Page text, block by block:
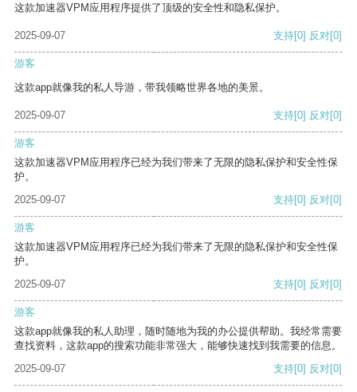
这款加速器VPM应用程序提供了顶级的安全性和隐私保护。
2025-09-07 支持[0] 反对[0]
游客
这款app就像我的私人导游，带我领略世界各地的美景。
2025-09-07 支持[0] 反对[0]
游客
这款加速器VPM应用程序已经为我们带来了无限的隐私保护和安全性保
护。
2025-09-07
支持[0] 反对[0]
游客
这款加速器VPM应用程序已经为我们带来了无限的隐私保护和安全性保
护。
2025-09-07
支持[0] 反对[0]
游客
这款app就像我的私人助理，随时随地为我的办公提供帮助。我经常需要
查找资料，这款app的搜索功能非常强大，能够快速找到我需要的信息。
2025-09-07
支持[0] 反对[0]